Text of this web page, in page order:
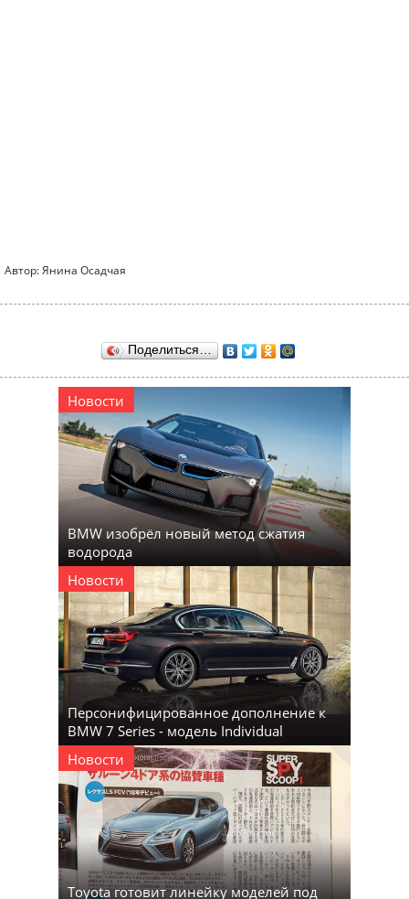
Автор: Янина Осадчая
Поделиться…
Новости
BMW изобрёл новый метод сжатия
водорода
Новости
Персонифицированное дополнение к
BMW 7 Series - модель Individual
Новости
Toyota готовит линейку моделей под